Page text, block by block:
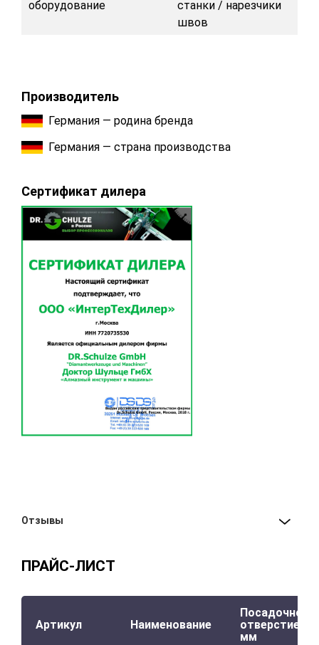
оборудование
станки / нарезчики
швов
Производитель
Германия — родина бренда
Германия — страна производства
Сертификат дилера
Отзывы
ПРАЙС-ЛИСТ
Артикул Наименование
Посадочное
отверстие,
мм